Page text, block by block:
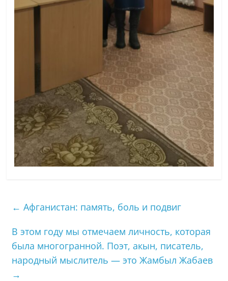
← Афганистан: память, боль и подвиг
В этом году мы отмечаем личность, которая
была многогранной. Поэт, акын, писатель,
народный мыслитель — это Жамбыл Жабаев
→